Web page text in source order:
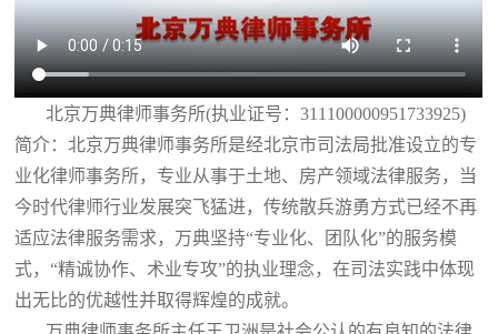
北京万典律师事务所(执业证号：311100000951733925)
简介：北京万典律师事务所是经北京市司法局批准设立的专
业化律师事务所，专业从事于土地、房产领域法律服务，当
今时代律师行业发展突飞猛进，传统散兵游勇方式已经不再
适应法律服务需求，万典坚持“专业化、团队化”的服务模
式，“精诚协作、术业专攻”的执业理念，在司法实践中体现
出无比的优越性并取得辉煌的成就。